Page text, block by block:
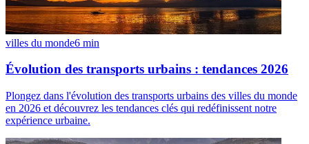
villes du monde6 min
Évolution des transports urbains : tendances 2026
Plongez dans l'évolution des transports urbains des villes du monde
en 2026 et découvrez les tendances clés qui redéfinissent notre
expérience urbaine.